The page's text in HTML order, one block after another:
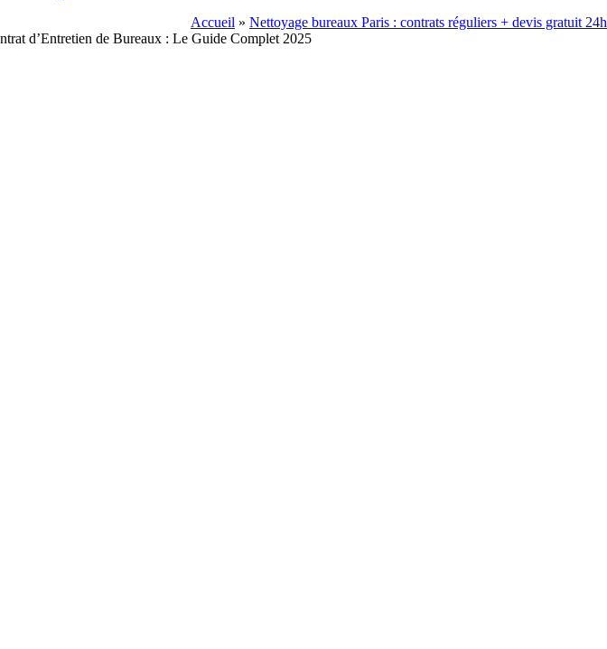
Accueil » Nettoyage bureaux Paris : contrats réguliers + devis gratuit 24h
d’Entretien de Bureaux : Le Guide Complet 2025